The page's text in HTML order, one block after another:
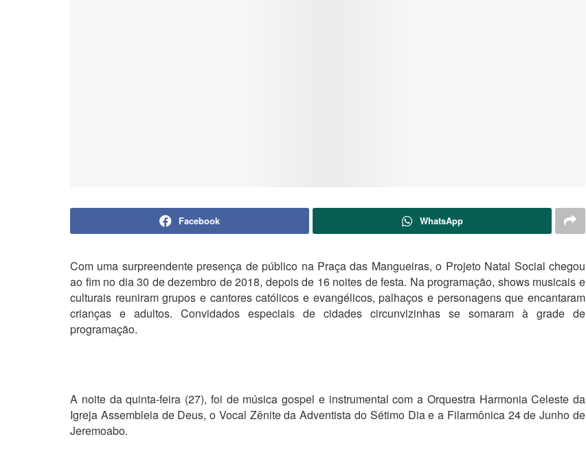
Facebook WhatsApp
Com uma surpreendente presença de público na Praça das Mangueiras, o Projeto Natal Social chegou
ao fim no dia 30 de dezembro de 2018, depois de 16 noites de festa. Na programação, shows musicais e
culturais reuniram grupos e cantores católicos e evangélicos, palhaços e personagens que encantaram
crianças e adultos. Convidados especiais de cidades circunvizinhas se somaram à grade de
programação.
A noite da quinta-feira (27), foi de música gospel e instrumental com a Orquestra Harmonia Celeste da
Igreja Assembleia de Deus, o Vocal Zênite da Adventista do Sétimo Dia e a Filarmônica 24 de Junho de
Jeremoabo.